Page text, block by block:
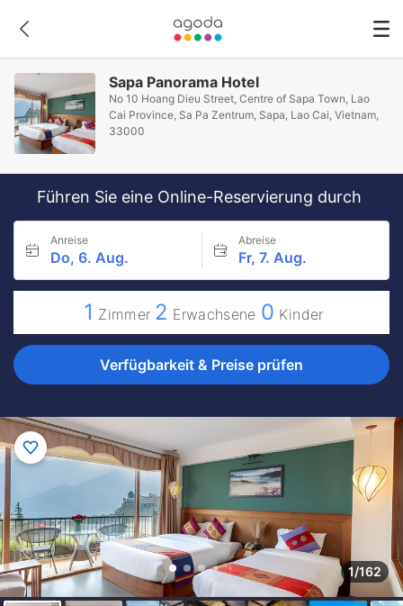
Sapa Panorama Hotel
No 10 Hoang Dieu Street, Centre of Sapa Town, Lao
Cai Province, Sa Pa Zentrum, Sapa, Lao Cai, Vietnam,
33000
Führen Sie eine Online-Reservierung durch
Anreise
Do, 6. Aug.
Abreise
Fr, 7. Aug.
1 Zimmer 2 Erwachsene 0 Kinder
Verfügbarkeit & Preise prüfen
1/162